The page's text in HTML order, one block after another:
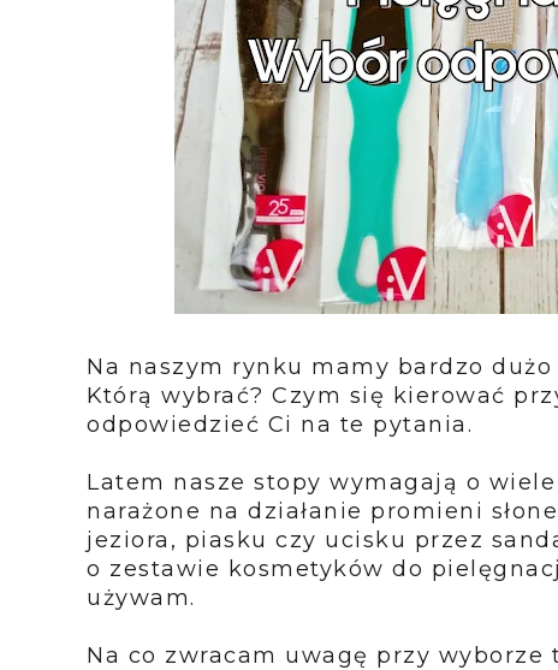
Na naszym rynku mamy bardzo
Którą wybrać? Czym się kierować
odpowiedzieć Ci na te pytania.
Latem nasze stopy wymagają o
narażone na działanie promieni
jeziora, piasku czy ucisku przez
o zestawie kosmetyków do
używam.
Na co zwracam uwagę przy wyborze